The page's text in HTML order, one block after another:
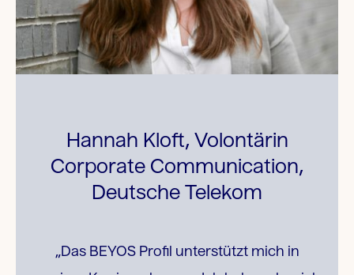
Hannah Kloft, Volontärin
Corporate Communication,
Deutsche Telekom
„Das BEYOS Profil unterstützt mich in